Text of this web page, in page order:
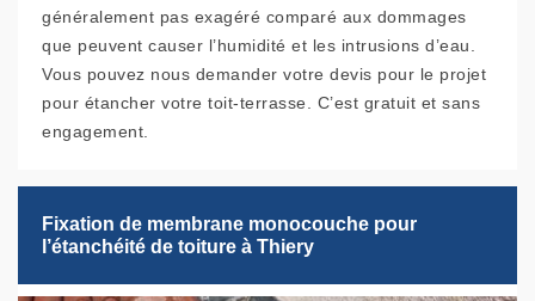
généralement pas exagéré comparé aux dommages
que peuvent causer l’humidité et les intrusions d’eau.
Vous pouvez nous demander votre devis pour le projet
pour étancher votre toit-terrasse. C’est gratuit et sans
engagement.
Fixation de membrane monocouche pour
l’étanchéité de toiture à Thiery